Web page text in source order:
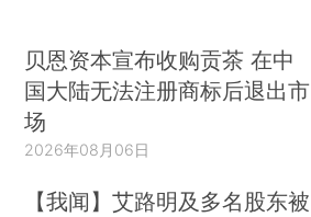
贝恩资本宣布收购贡茶 在中
国大陆无法注册商标后退出市
场
2026年08月06日
【我闻】艾路明及多名股东被